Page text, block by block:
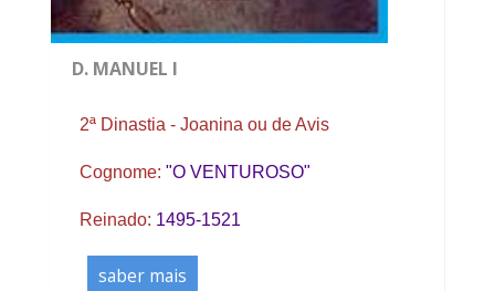
D. MANUEL I
2ª Dinastia - Joanina ou de Avis
Cognome: "O VENTUROSO"
Reinado: 1495-1521
saber mais